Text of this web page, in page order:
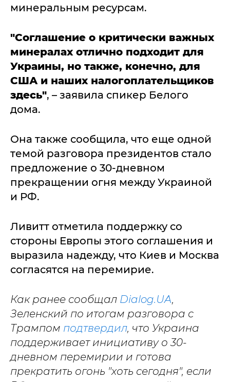
минеральным ресурсам.
"Соглашение о критически важных
минералах отлично подходит для
Украины, но также, конечно, для
США и наших налогоплательщиков
здесь", – заявила спикер Белого
дома.
Она также сообщила, что еще одной
темой разговора президентов стало
предложение о 30-дневном
прекращении огня между Украиной
и РФ.
Ливитт отметила поддержку со
стороны Европы этого соглашения и
выразила надежду, что Киев и Москва
согласятся на перемирие.
Как ранее сообщал Dialog.UA,
Зеленский по итогам разговора с
Трампом подтвердил, что Украина
поддерживает инициативу о 30-
дневном перемирии и готова
прекратить огонь "хоть сегодня", если